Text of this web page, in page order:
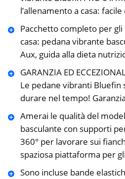
l’allenamento a casa:
Pacchetto completo per
casa: pedana vibrante
Aux, guida alla dieta
GARANZIA ED
Le pedane vibranti
durare nel tempo!
Amerai le qualità del
basculante con supporti
360° per lavorare sui
spaziosa piattaforma per
Sono incluse bande